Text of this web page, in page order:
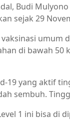
Budi
sejak 29
umum
di bawah 50
19 yang aktif
sembuh.
1 ini bisa di